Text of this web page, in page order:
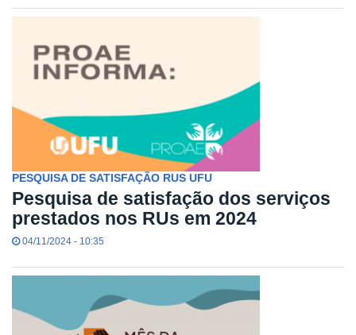
PESQUISA DE SATISFAÇÃO RUS UFU
Pesquisa de satisfação dos serviços
prestados nos RUs em 2024
04/11/2024 - 10:35